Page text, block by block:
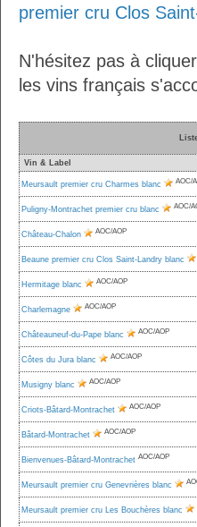
premier cru Clos
N'hésitez pas à
les vins français
Vin & Label
Meursault premier cru Charmes blanc AOC/
Puligny-Montrachet premier cru blanc AOC/
Château-Chalon AOC/AOP
Beaune premier cru Clos Saint-Landry blanc
Hermitage blanc AOC/AOP
Charlemagne AOC/AOP
Châteauneuf-du-Pape blanc AOC/AOP
Côtes du Jura blanc AOC/AOP
Musigny blanc AOC/AOP
Criots-Bâtard-Montrachet AOC/AOP
Bâtard-Montrachet AOC/AOP
Bienvenues-Bâtard-Montrachet AOC/AOP
Meursault premier cru Genevrières blanc
Meursault premier cru Les Bouchères blanc